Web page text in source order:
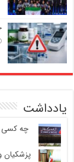
یادداشت
چه کسی
پزشکیان